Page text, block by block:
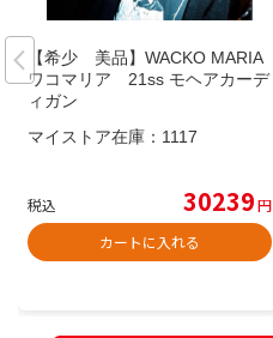
【希少 美品】WACKO MARIA
ワコマリア 21ss モヘアカーデ
ィガン
マイストア在庫： 1117
税込 30239円
カートに入れる